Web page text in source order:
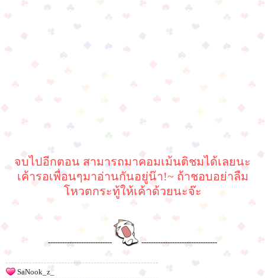
จบไปอีกตอน สามารถมาคอมเม้นติชมได้เลยนะ
เค้ารอเพื่อนๆมาอ่านกันอยู่น๊า!~ ถ้าชอบอย่าลืม
โหวตกระทู้ให้เค้าด้วยนะจ๊ะ
--------------------------- --------------------------------
SaNook_z_